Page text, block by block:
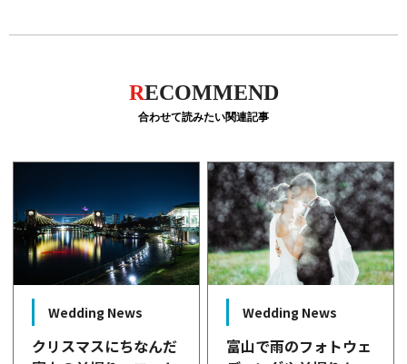
RECOMMEND
合わせて読みたい関連記事
Wedding News
クリスマスにちなんだ
Wedding News
富山で雨のフォトウェ